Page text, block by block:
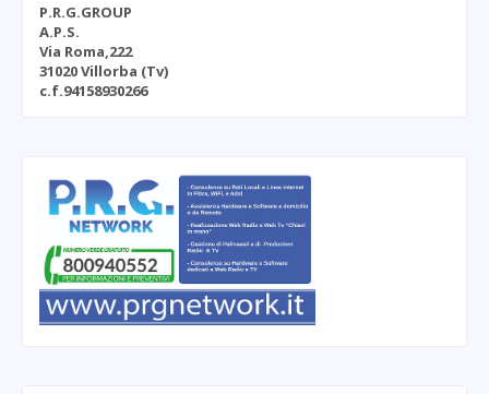
P.R.G.GROUP
A.P.S.
Via Roma,222
31020 Villorba (Tv)
c.f.94158930266